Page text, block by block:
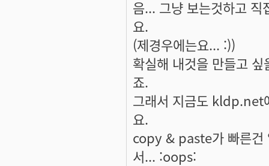
음... 그냥 보는것하고 직
요.
(제경우에는요... :))
확실해 내것을 만들고
죠.
그래서 지금도 kldp.net
요.
copy & paste가 빠른건
서... :oops: